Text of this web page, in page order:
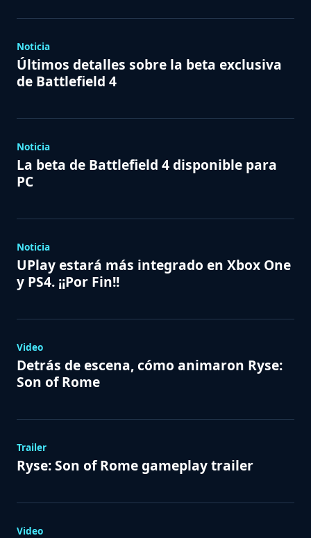
Noticia
Últimos detalles sobre la beta exclusiva
de Battlefield 4
Noticia
La beta de Battlefield 4 disponible para
PC
Noticia
UPlay estará más integrado en Xbox One
y PS4. ¡¡Por Fin!!
Video
Detrás de escena, cómo animaron Ryse:
Son of Rome
Trailer
Ryse: Son of Rome gameplay trailer
Video